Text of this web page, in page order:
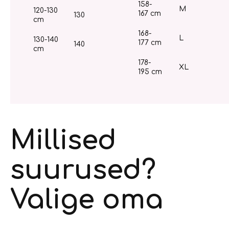
120-130
cm
130
130-140
cm
140
158-
167 cm
M
168-
177 cm
L
178-
195 cm
XL
Millised
suurused?
Valige oma